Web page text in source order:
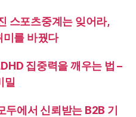
스포츠중계는 잊어라,
를 바꿨다
집중력을 깨우는 법 –
밀
에서 신뢰받는 B2B 기